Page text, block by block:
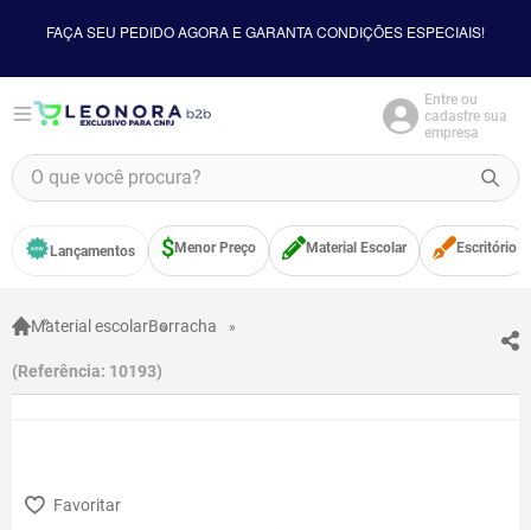
FAÇA SEU PEDIDO AGORA E GARANTA CONDIÇÕES ESPECIAIS!
Entre ou
cadastre sua
empresa
O que você procura?
Lançamentos Menor Preço Material Escolar Escritório
Material escolarBorracha
Referência: 10193
TERMOS MAIS BUSCADOS
1º